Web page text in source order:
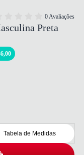
0 Avaliações
Preta
Tabela de Medidas